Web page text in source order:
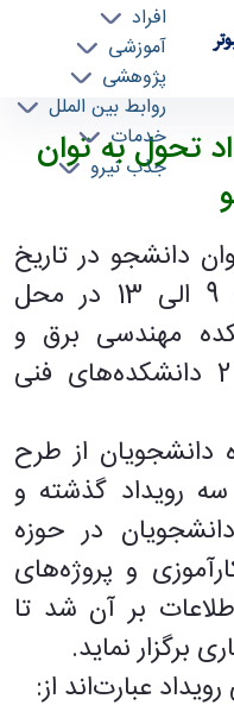
افراد
آموزشی
پژوهشی
روابط بین الملل
خدمات
جذب نیرو
به توان دانشجو -
تحول به توان
دانشجو در تاریخ
24 مهرماه 97 از ساعت 9 الی 13 در محل
مهندسی برق و
کامپیوتر واقع در پردیس 2 دانشکده‌های فنی
دانشجویان از طرح
رویداد گذشته و
در حوزه
و پروژه‌های
بر آن شد تا
برگزار نماید.
عبارت‌اند از: